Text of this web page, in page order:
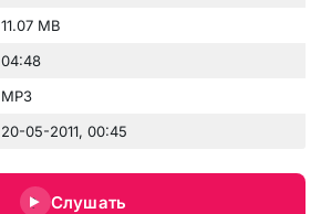
11.07 MB
04:48
MP3
20-05-2011, 00:45
Слушать